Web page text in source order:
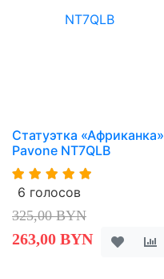
Статуэтка «Африканка»
Pavone NT7QLB
6 голосов
325,00 BYN
263,00 BYN